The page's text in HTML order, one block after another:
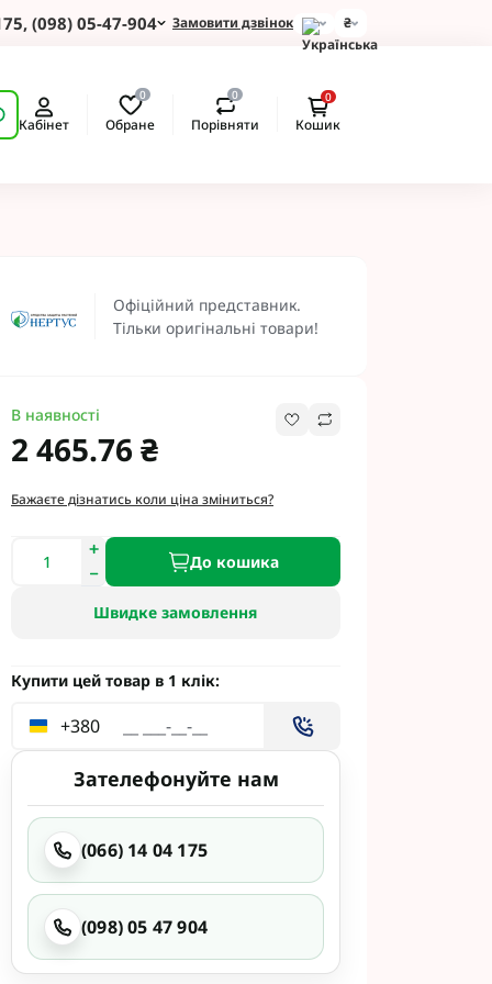
(098) 05-47-904 Замовити дзвінок ₴
Кабінет
0
Обране
0
Порівняти
0
Кошик
під
Під
Раундап
Зернових
для Соняшнику
Картоплі
ЮА
Офіційний представник.
Тільки оригінальні товари!
В наявності
2 465.76 ₴
Бажаєте дізнатись коли ціна зміниться?
До кошика
Швидке замовлення
Купити цей товар в 1 клік:
+380
Зателефонуйте нам
(066) 14 04 175
(098) 05 47 904